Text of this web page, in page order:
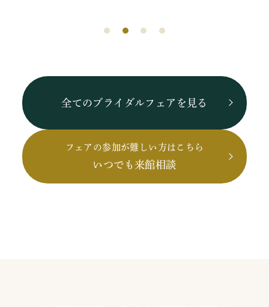
全てのブライダルフェアを見る
フェアの参加が難しい方はこちら
いつでも来館相談